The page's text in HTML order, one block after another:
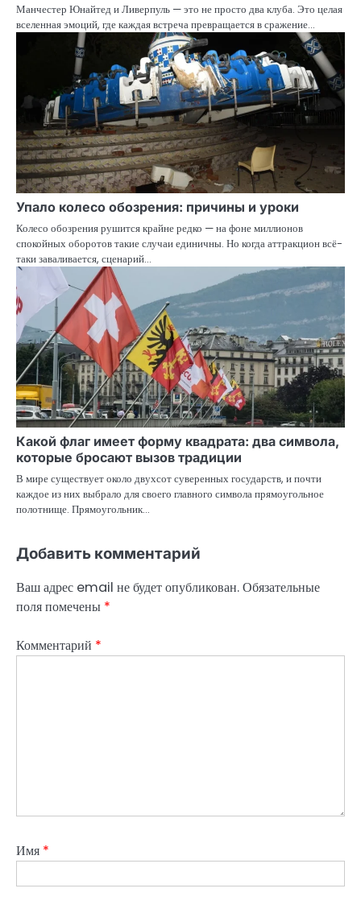
Манчестер Юнайтед и Ливерпуль — это не просто два клуба. Это целая
вселенная эмоций, где каждая встреча превращается в сражение…
Упало колесо обозрения: причины и уроки
Колесо обозрения рушится крайне редко — на фоне миллионов
спокойных оборотов такие случаи единичны. Но когда аттракцион всё-
таки заваливается, сценарий…
Какой флаг имеет форму квадрата: два символа,
которые бросают вызов традиции
В мире существует около двухсот суверенных государств, и почти
каждое из них выбрало для своего главного символа прямоугольное
полотнище. Прямоугольник…
Добавить комментарий
Ваш адрес email не будет опубликован.Обязательные
поля помечены *
Комментарий *
Имя *